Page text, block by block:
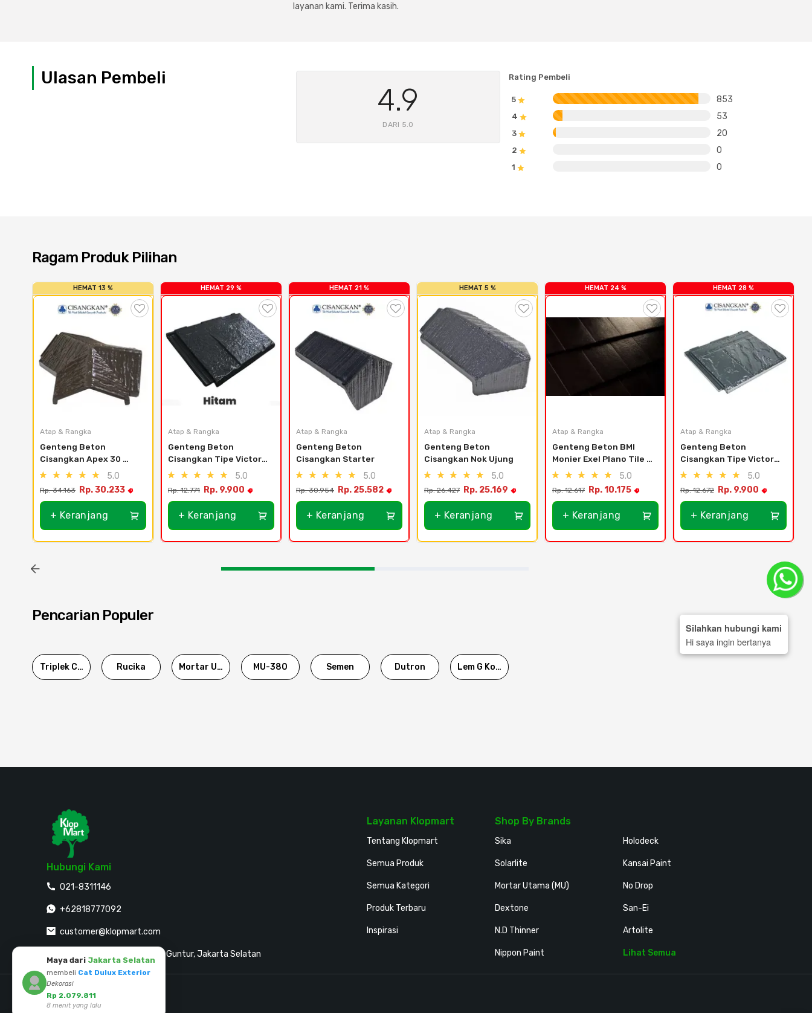
layanan kami. Terima kasih.
Ulasan Pembeli
4.9
DARI 5.0
Rating Pembeli
5 853
4 53
3 20
2 0
1 0
Ragam Produk Pilihan
HEMAT 13 %
Atap & Rangka
Genteng Beton
Cisangkan Apex 30
Derajat
5.0
Rp. 34.163 Rp. 30.233
+ Keranjang
HEMAT 29 %
Atap & Rangka
Genteng Beton
Cisangkan Tipe Victoria
Onyx
5.0
Rp. 12.771 Rp. 9.900
+ Keranjang
HEMAT 21 %
Atap & Rangka
Genteng Beton
Cisangkan Starter
5.0
Rp. 30.954 Rp. 25.582
+ Keranjang
HEMAT 5 %
Atap & Rangka
Genteng Beton
Cisangkan Nok Ujung
5.0
Rp. 26.427 Rp. 25.169
+ Keranjang
HEMAT 24 %
Atap & Rangka
Genteng Beton BMI
Monier Exel Plano Tile -
Perfect Brown
5.0
Rp. 12.617 Rp. 10.175
+ Keranjang
HEMAT 28 %
Atap & Rangka
Genteng Beton
Cisangkan Tipe Victoria
Slate
5.0
Rp. 12.672 Rp. 9.900
+ Keranjang
Pencarian Populer
Triplek Cor Rucika Mortar Utama MU-380 Semen Dutron Lem G Korea
Hubungi Kami
021-8311146
+62818777092
customer@klopmart.com
Jalan Sultan Agung No. 30, Guntur, Jakarta Selatan
Layanan Klopmart
Tentang Klopmart
Semua Produk
Semua Kategori
Produk Terbaru
Inspirasi
Shop By Brands
Sika
Solarlite
Mortar Utama (MU)
Dextone
N.D Thinner
Nippon Paint
Holodeck
Kansai Paint
No Drop
San-Ei
Artolite
Lihat Semua
Mitra Pembayaran
Maya dari Jakarta Selatan
membeli Cat Dulux Exterior
Dekorasi
Rp 2.079.811
8 menit yang lalu
Silahkan hubungi kami
Hi saya ingin bertanya